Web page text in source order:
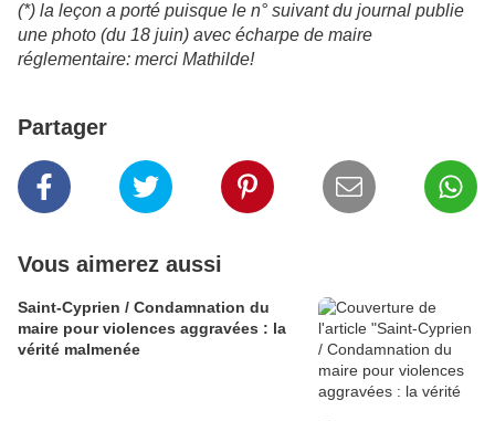
(*) la leçon a porté puisque le n° suivant du journal publie
une photo (du 18 juin) avec écharpe de maire
réglementaire: merci Mathilde!
Partager
Vous aimerez aussi
Saint-Cyprien / Condamnation du
maire pour violences aggravées : la
vérité malmenée